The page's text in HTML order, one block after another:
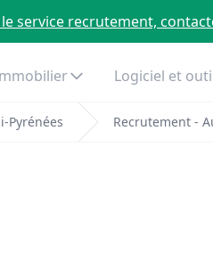
service recrutement,
Logiciel et
Pyrénées Recrutement -